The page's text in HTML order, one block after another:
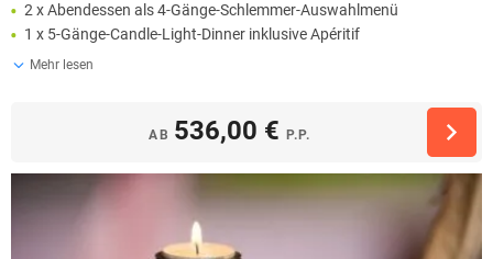
2 x Abendessen als 4-Gänge-Schlemmer-Auswahlmenü
1 x 5-Gänge-Candle-Light-Dinner inklusive Apéritif
Mehr lesen
AB 536,00 € P.P.